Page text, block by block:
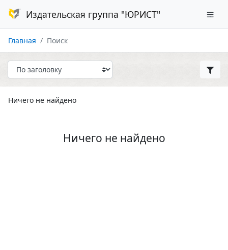
Издательская группа "ЮРИСТ"
Главная Поиск
Ничего не найдено
Ничего не найдено